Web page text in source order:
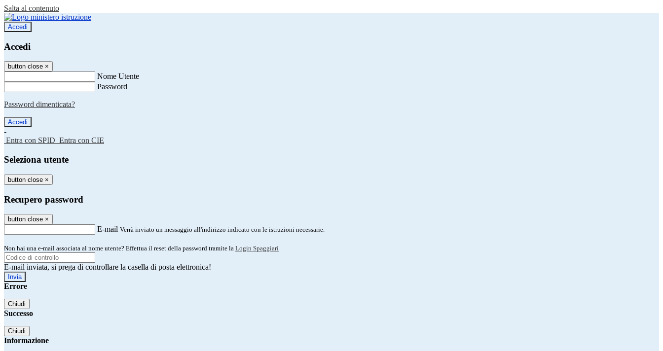
Salta al contenuto
Accedi
Accedi
button close ×
Nome Utente
Password
Password dimenticata?
-
Entra con SPID Entra con CIE
Seleziona utente
button close ×
Recupero password
button close ×
E-mail Verrà inviato un messaggio all'indirizzo indicato con le istruzioni necessarie.
Non hai una e-mail associata al nome utente? Effettua il reset della password tramite la Login Spaggiari
E-mail inviata, si prega di controllare la casella di posta elettronica!
Errore
Chiudi
Successo
Chiudi
Informazione